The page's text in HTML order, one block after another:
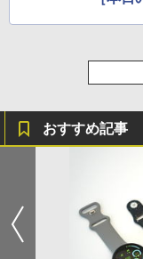
おすすめ記事